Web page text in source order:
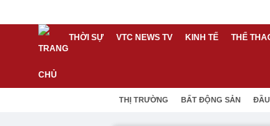
THỜI SỰ VTC NEWS TV KINH TẾ THỂ
THỊ TRƯỜNG BẤT ĐỘNG SẢN